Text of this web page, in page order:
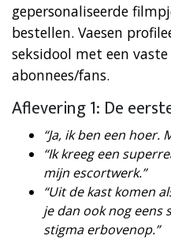
gepersonaliseerde
bestellen. Vaesen
seksidool met een
abonnees/fans.
Aflevering 1: De
“Ja, ik ben een hoer.
“Ik kreeg een
mijn escortwerk.”
“Uit de kast komen
je dan ook nog eens
stigma erbovenop.”